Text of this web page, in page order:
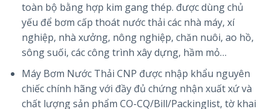
toàn bộ bằng hợp kim gang thép. được dùng chủ
yếu để bơm cấp thoát nước thải các nhà máy, xí
nghiệp, nhà xưởng, nông nghiệp, chăn nuôi, ao hồ,
sông suối, các công trình xây dựng, hầm mỏ…
Máy Bơm Nước Thải CNP được nhập khẩu nguyên
chiếc chính hãng với đầy đủ chứng nhận xuất xứ và
chất lượng sản phẩm CO-CQ/Bill/Packinglist, tờ khai